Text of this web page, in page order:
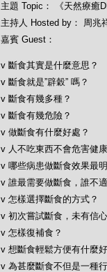
主題 Topic： 《天然療癒
主持人 Hosted by： 周兆
嘉賓 Guest：
v 斷食其實是什麼意思？
v 斷食就是”辟穀” 嗎？
v 斷食有幾多種？
v 斷食有幾危險？
v 做斷食有什麼好處？
v 人不吃東西不會危害健
v 哪些病患做斷食效果最
v 誰最需要做斷食，誰不
v 怎樣選擇斷食的方式？
v 初次嘗試斷食，未有信
v 怎樣復補食？
v 想斷食輕鬆方便有什麼
v 為甚麼斷食不但是一種